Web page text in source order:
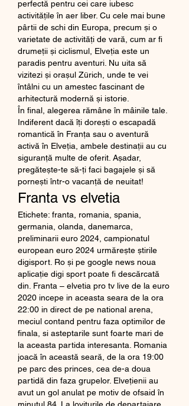
perfectă pentru cei care iubesc
activitățile în aer liber. Cu cele mai bune
pârtii de schi din Europa, precum și o
varietate de activități de vară, cum ar fi
drumeții și ciclismul, Elveția este un
paradis pentru aventuri. Nu uita să
vizitezi și orașul Zürich, unde te vei
întâlni cu un amestec fascinant de
arhitectură modernă și istorie.
În final, alegerea rămâne în mâinile tale.
Indiferent dacă îți dorești o escapadă
romantică în Franța sau o aventură
activă în Elveția, ambele destinații au cu
siguranță multe de oferit. Așadar,
pregătește-te să-ți faci bagajele și să
pornești într-o vacanță de neuitat!
Franta vs elvetia
Etichete: franta, romania, spania,
germania, olanda, danemarca,
preliminarii euro 2024, campionatul
european euro 2024 urmărește știrile
digisport. Ro și pe google news noua
aplicaţie digi sport poate fi descărcată
din. Franta – elvetia pro tv live de la euro
2020 incepe in aceasta seara de la ora
22:00 in direct de pe national arena,
meciul contand pentru faza optimilor de
finala, si asteptarile sunt foarte mari de
la aceasta partida interesanta. Romania
joacă în această seară, de la ora 19:00
pe parc des princes, cea de-a doua
partidă din faza grupelor. Elveţienii au
avut un gol anulat pe motiv de ofsaid în
minutul 84. La loviturile de departajare